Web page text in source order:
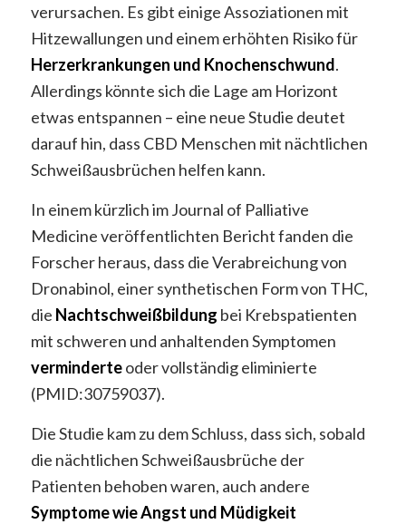
verursachen. Es gibt einige Assoziationen mit
Hitzewallungen und einem erhöhten Risiko für
Herzerkrankungen und Knochenschwund.
Allerdings könnte sich die Lage am Horizont
etwas entspannen – eine neue Studie deutet
darauf hin, dass CBD Menschen mit nächtlichen
Schweißausbrüchen helfen kann.
In einem kürzlich im Journal of Palliative
Medicine veröffentlichten Bericht fanden die
Forscher heraus, dass die Verabreichung von
Dronabinol, einer synthetischen Form von THC,
die Nachtschweißbildung bei Krebspatienten
mit schweren und anhaltenden Symptomen
verminderteoder vollständig eliminierte
(PMID:30759037).
Die Studie kam zu dem Schluss, dass sich, sobald
die nächtlichen Schweißausbrüche der
Patienten behoben waren, auch andere
Symptome wie Angst und Müdigkeit